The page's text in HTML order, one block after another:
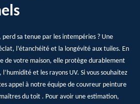
sa tenue par les intempéries ? Une
l’étanchéité et la longévité aux tuiles. En
de votre maison, elle protège durablement
et les rayons UV. Si vous souhaitez
appel à notre équipe de couvreur peinture
du toit . Pour avoir une estimation,